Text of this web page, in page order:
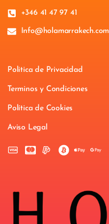
+346 41 47 97 41
Info@holamarrakech.com
Politica de Privacidad
Terminos y Condiciones
Política de Cookies
Aviso Legal